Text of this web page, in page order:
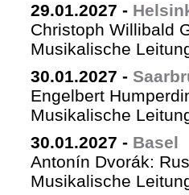
29.01.2027 -
Christoph Willibald
Musikalische
30.01.2027 -
Engelbert
Musikalische
30.01.2027 - Basel
Antonín Dvorák:
Musikalische